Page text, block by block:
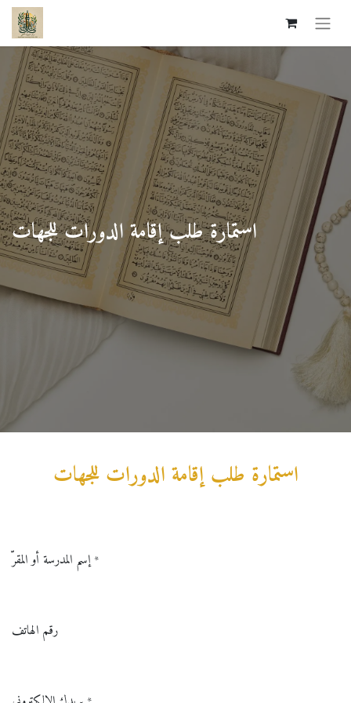
استمارة طلب إقامة الدورات للجهات
استمارة طلب إقامة الدورات للجهات
إسم المدرسة أو المقرّ *
رقم الهاتف